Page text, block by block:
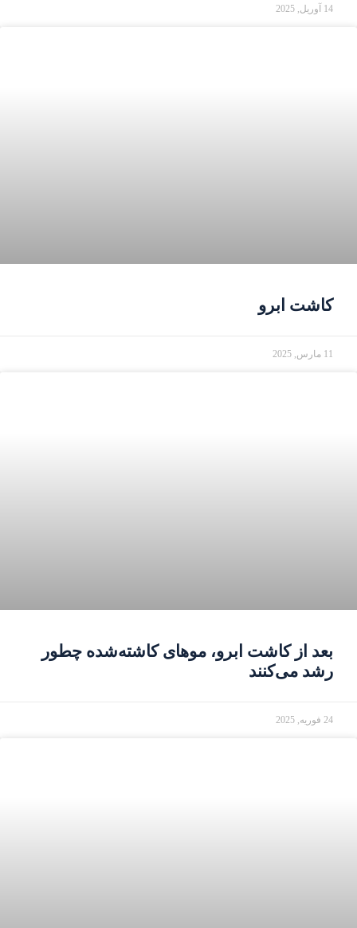
14 آوریل, 2025
کاشت ابرو
11 مارس, 2025
بعد از کاشت ابرو، موهای کاشته‌شده چطور
رشد می‌کنند
24 فوریه, 2025